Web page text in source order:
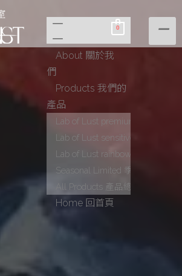
0
About 關於我
們
Products 我們的
產品
Lab of Lust premium
Lab of Lust sensitive
Lab of Lust rainbow mini
Seasonal Limited 季節限定
All Products 產品總覽
Home 回首頁